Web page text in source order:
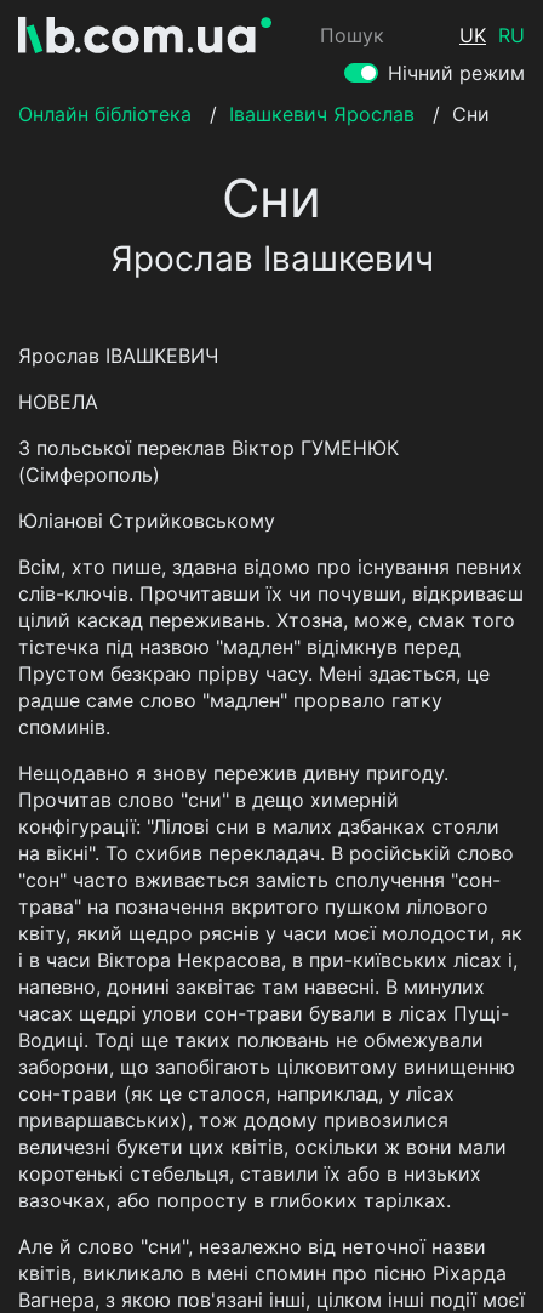
Пошук UK RU
Нічний режим
Онлайн бібліотека
/ Івашкевич Ярослав / Сни
Сни
Ярослав Івашкевич
Ярослав ІВАШКЕВИЧ
НОВЕЛА
З польської переклав Віктор ГУМЕНЮК
(Сімферополь)
Юліанові Стрийковському
Всім, хто пише, здавна відомо про існування певних
слів-ключів. Прочитавши їх чи почувши, відкриваєш
цілий каскад переживань. Хтозна, може, смак того
тістечка під назвою "мадлен" відімкнув перед
Прустом безкраю прірву часу. Мені здається, це
радше саме слово "мадлен" прорвало гатку
споминів.
Нещодавно я знову пережив дивну пригоду.
Прочитав слово "сни" в дещо химерній
конфігурації: "Лілові сни в малих дзбанках стояли
на вікні". То схибив перекладач. В російській слово
"сон" часто вживається замість сполучення "сон-
трава" на позначення вкритого пушком лілового
квіту, який щедро ряснів у часи моєї молодости, як
і в часи Віктора Некрасова, в при-київських лісах і,
напевно, донині заквітає там навесні. В минулих
часах щедрі улови сон-трави бували в лісах Пущі-
Водиці. Тоді ще таких полювань не обмежували
заборони, що запобігають цілковитому винищенню
сон-трави (як це сталося, наприклад, у лісах
приваршавських), тож додому привозилися
величезні букети цих квітів, оскільки ж вони мали
коротенькі стебельця, ставили їх або в низьких
вазочках, або попросту в глибоких тарілках.
Але й слово "сни", незалежно від неточної назви
квітів, викликало в мені спомин про пісню Ріхарда
Вагнера, з якою пов'язані інші, цілком інші події моєї